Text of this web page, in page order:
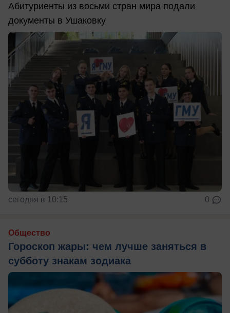
Абитуриенты из восьми стран мира подали
документы в Ушаковку
сегодня в 10:15 0
Общество
Гороскоп жары: чем лучше заняться в
субботу знакам зодиака